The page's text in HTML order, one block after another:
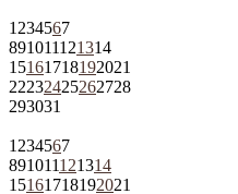
1 234567
891011121314
15161718192021
22232425262728
293031
1 234567
891011121314
15161718192021